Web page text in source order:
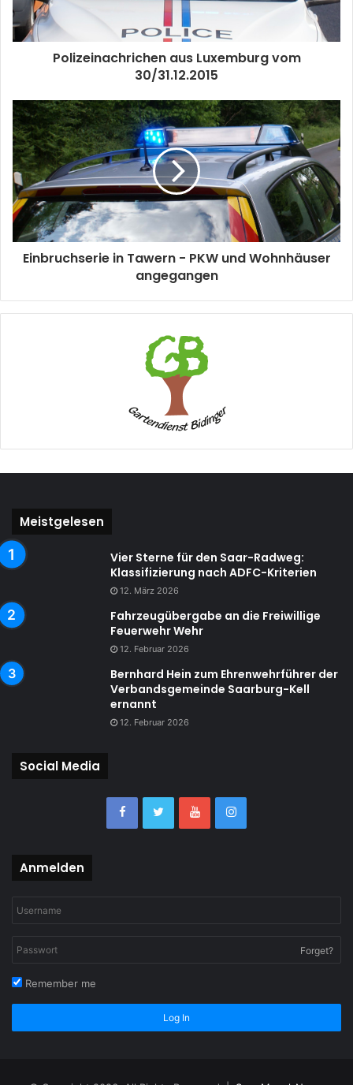
Polizeinachrichen aus Luxemburg vom
30/31.12.2015
Einbruchserie in Tawern - PKW und Wohnhäuser
angegangen
Meistgelesen
Vier Sterne für den Saar-Radweg:
Klassifizierung nach ADFC-Kriterien
12. März 2026
Fahrzeugübergabe an die Freiwillige
Feuerwehr Wehr
12. Februar 2026
Bernhard Hein zum Ehrenwehrführer der
Verbandsgemeinde Saarburg-Kell
ernannt
12. Februar 2026
Social Media
Anmelden
Forget?
Remember me
Log In